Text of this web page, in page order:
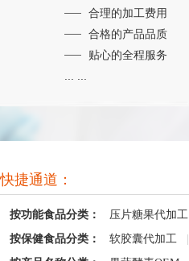
合理的加工费用
合格的产品品质
贴心的全程服务
快捷通道：
按功能食品分类： 压片糖果代加工
按保健食品分类：
软胶囊代加工